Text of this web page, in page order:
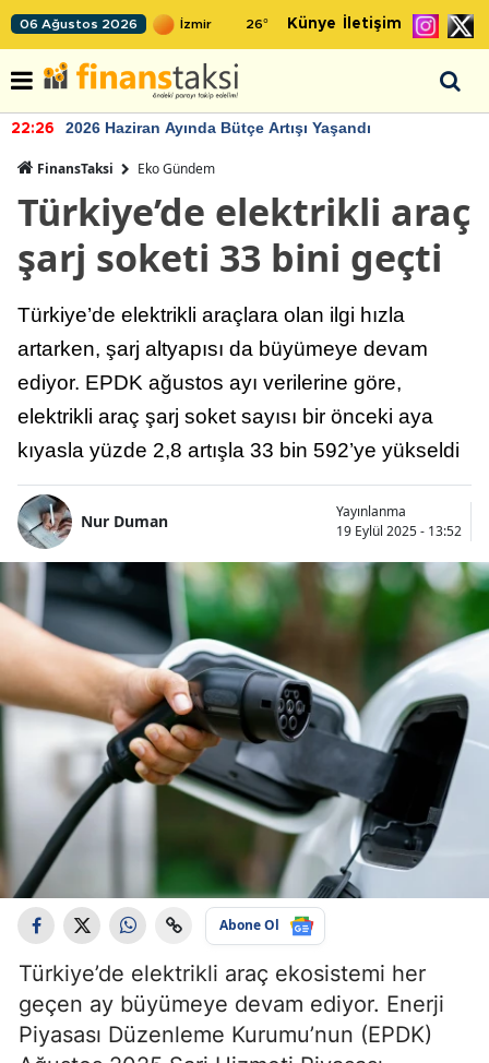
06 Ağustos 2026 26° Künye İletişim
22:26 2026 Haziran Ayında Bütçe Artışı Yaşandı
FinansTaksi Eko Gündem
Türkiye’de elektrikli araç
şarj soketi 33 bini geçti
Türkiye’de elektrikli araçlara olan ilgi hızla
artarken, şarj altyapısı da büyümeye devam
ediyor. EPDK ağustos ayı verilerine göre,
elektrikli araç şarj soket sayısı bir önceki aya
kıyasla yüzde 2,8 artışla 33 bin 592’ye yükseldi
Nur Duman
Yayınlanma
19 Eylül 2025 - 13:52
Abone Ol
Türkiye’de elektrikli araç ekosistemi her
geçen ay büyümeye devam ediyor. Enerji
Piyasası Düzenleme Kurumu’nun (EPDK)